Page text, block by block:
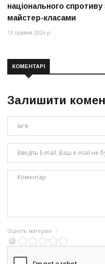
національного
майстер-класами
13 травня 2026 р.
КОМЕНТАРІ
Залишити
Оцініть матеріал